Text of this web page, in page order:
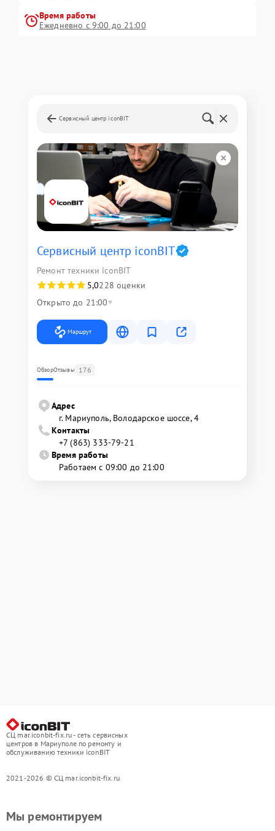
Время работы
Ежедневно с 9:00 до 21:00
Сервисный центр iconBIT
Сервисный центр iconBIT
Ремонт техники iconBIT
5,0228 оценки
Открыто до 21:00
Маршрут
ОбзорОтзывы 176
Адрес
г. Мариуполь, Володарское шоссе, 4
Контакты
+7 (863) 333-79-21
Время работы
Работаем с 09:00 до 21:00
СЦ mar.iconbit-fix.ru - сеть сервисных
центров в Мариуполе по ремонту и
обслуживанию техники iconBIT
2021-2026 © СЦ mar.iconbit-fix.ru
Мы ремонтируем